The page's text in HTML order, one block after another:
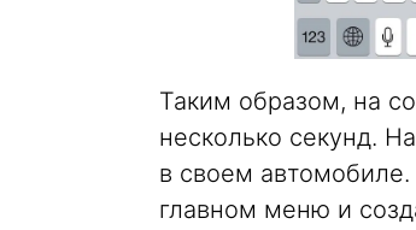
Таким образом, на
несколько секунд.
в своем
главном меню и